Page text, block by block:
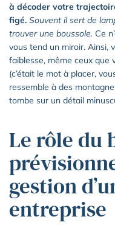
à décoder votre
figé. Souvent il sert de
trouver une boussole. Ce
vous tend un miroir. Ainsi,
faiblesse, même ceux que
(c’était le mot à placer,
ressemble à des
tombe sur un détail
Le rôle du
gestion
entreprise